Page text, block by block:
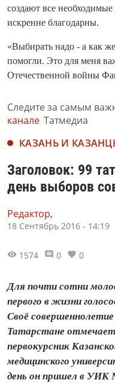
создают все
искренне благодарны.
«Выбирать надо - а как
помогли. Это для меня
Отечественной войны
Следите за самым
канале Татмедиа
КАЗАНЬ И
Заголовок: 99
день выборов
Редактор,
18 Сентябрь 2016 - 14:19
1574 0 0
Для почти сотни
первого в жизни
Своё
Татарстане отмечает
первокурсник
медицинского
день он пришел в УИК